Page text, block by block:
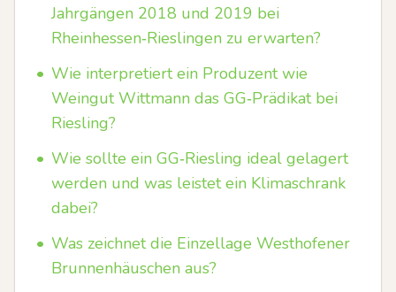
Jahrgängen 2018 und 2019 bei
Rheinhessen‑Rieslingen zu erwarten?
• Wie interpretiert ein Produzent wie
Weingut Wittmann das GG‑Prädikat bei
Riesling?
• Wie sollte ein GG‑Riesling ideal gelagert
werden und was leistet ein Klimaschrank
dabei?
• Was zeichnet die Einzellage Westhofener
Brunnenhäuschen aus?